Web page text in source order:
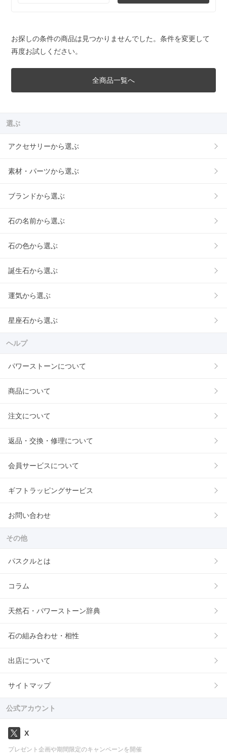
お探しの条件の商品は見つかりませんでした。条件を変更して
再度お試しください。
全商品一覧へ
選ぶ
アクセサリーから選ぶ
素材・パーツから選ぶ
ブランドから選ぶ
石の名前から選ぶ
石の色から選ぶ
誕生石から選ぶ
運気から選ぶ
星座石から選ぶ
ヘルプ
パワーストーンについて
商品について
注文について
返品・交換・修理について
会員サービスについて
ギフトラッピングサービス
お問い合わせ
その他
パスクルとは
コラム
天然石・パワーストーン辞典
石の組み合わせ・相性
出店について
サイトマップ
公式アカウント
X
プレゼント企画や期間限定のキャンペーンを開催